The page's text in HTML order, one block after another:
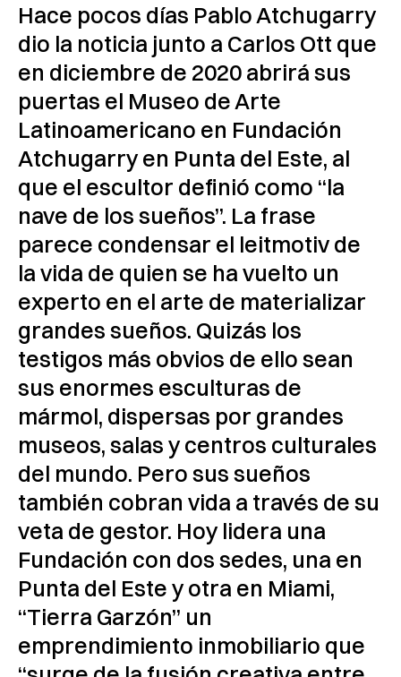
Hace pocos días Pablo Atchugarry
dio la noticia junto a Carlos Ott que
en diciembre de 2020 abrirá sus
puertas el Museo de Arte
Latinoamericano en Fundación
Atchugarry en Punta del Este, al
que el escultor definió como “la
nave de los sueños”. La frase
parece condensar el leitmotiv de
la vida de quien se ha vuelto un
experto en el arte de materializar
grandes sueños. Quizás los
testigos más obvios de ello sean
sus enormes esculturas de
mármol, dispersas por grandes
museos, salas y centros culturales
del mundo. Pero sus sueños
también cobran vida a través de su
veta de gestor. Hoy lidera una
Fundación con dos sedes, una en
Punta del Este y otra en Miami,
“Tierra Garzón” un
emprendimiento inmobiliario que